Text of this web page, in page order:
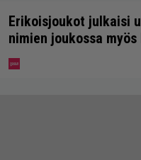
Erikoisjoukot julkaisi
nimien joukossa